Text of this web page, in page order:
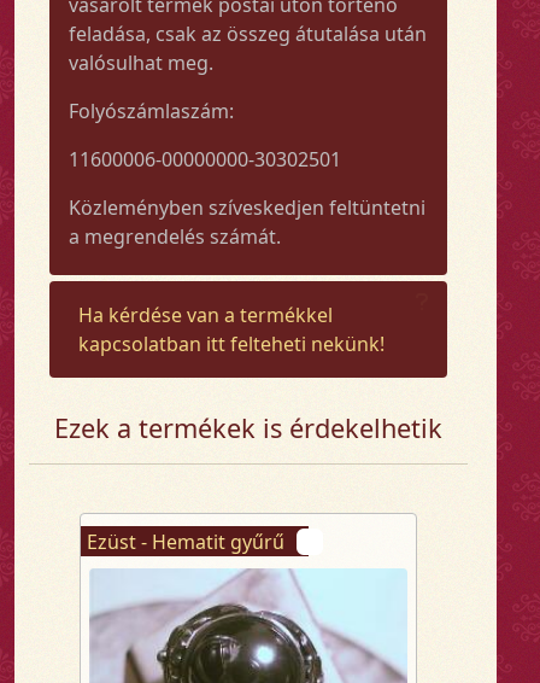
feladása, csak az összeg átutalása után
valósulhat meg.
Folyószámlaszám:
11600006-00000000-30302501
Közleményben szíveskedjen feltüntetni
a megrendelés számát.
Ha kérdése van a termékkel
kapcsolatban itt felteheti nekünk!
Ezek a termékek is érdekelhetik
Ezüst - Hematit gyűrű